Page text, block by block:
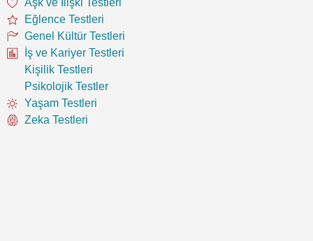
Eğlence Testleri
Genel Kültür Testleri
İş ve Kariyer Testleri
Kişilik Testleri
Psikolojik Testler
Yaşam Testleri
Zeka Testleri